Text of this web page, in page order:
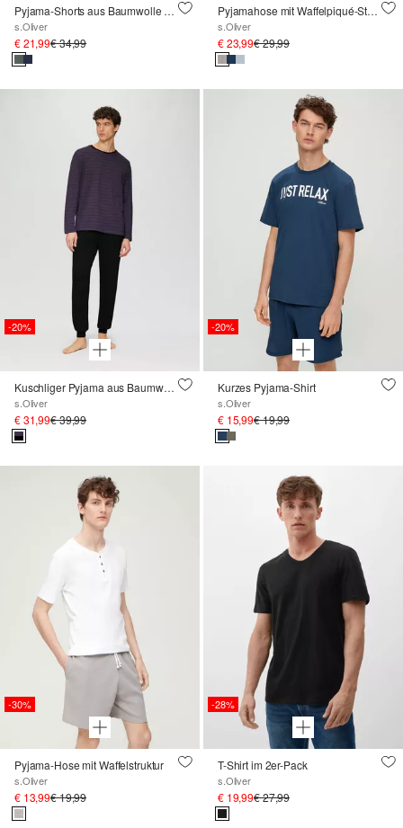
Pyjama-Shorts aus Baumwolle mit Eingrifftaschen
s.Oliver
€ 21,99€ 34,99
Pyjamahose mit Waffelpiqué-Struktur
s.Oliver
€ 23,99€ 29,99
-20%
Kuschliger Pyjama aus Baumwolle
s.Oliver
€ 31,99€ 39,99
-20%
Kurzes Pyjama-Shirt
s.Oliver
€ 15,99€ 19,99
-30%
Pyjama-Hose mit Waffelstruktur
s.Oliver
€ 13,99€ 19,99
-28%
T-Shirt im 2er-Pack
s.Oliver
€ 19,99€ 27,99